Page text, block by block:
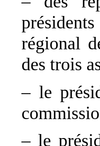
régional
des trois
– le
– le